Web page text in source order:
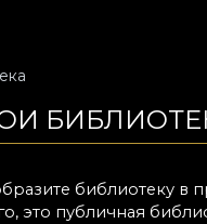
библиотеку в
это публичная